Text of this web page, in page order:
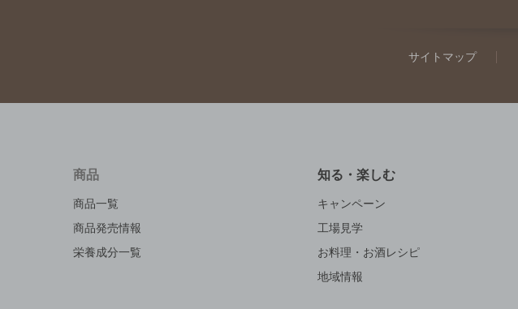
サイトマップ
商品
商品一覧
商品発売情報
栄養成分一覧
知る・楽しむ
キャンペーン
工場見学
お料理・お酒レシピ
地域情報